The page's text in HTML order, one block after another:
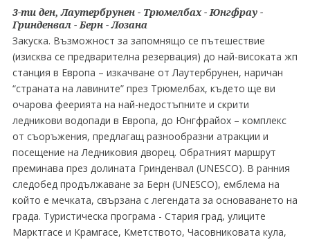
3-ти ден, Лаутербрунен - Трюмелбах - Юнгфрау -
Гринденвал - Берн - Лозана
Закуска. Възможност за запомнящо се пътешествие
(изисква се предварителна резервация) до най-високата жп
станция в Европа – изкачване от Лаутербрунен, наричан
“страната на лавините” през Трюмелбах, където ще ви
очарова феерията на най-недостъпните и скрити
ледникови водопади в Европа, до Юнгфрайох – комплекс
от съоръжения, предлагащ разнообразни атракции и
посещение на Ледниковия дворец. Обратният маршрут
преминава през долината Гринденвал (UNESCO). В ранния
следобед продължаване за Берн (UNESCO), емблема на
който е мечката, свързана с легендата за основаването на
града. Туристическа програма - Стария град, улиците
Марктгасе и Крамгасе, Кметството, Часовниковата кула,